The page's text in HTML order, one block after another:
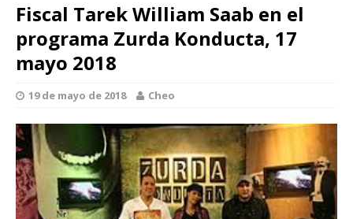
Fiscal Tarek William Saab en el
programa Zurda Konducta, 17
mayo 2018
19 de mayo de 2018 Cheo